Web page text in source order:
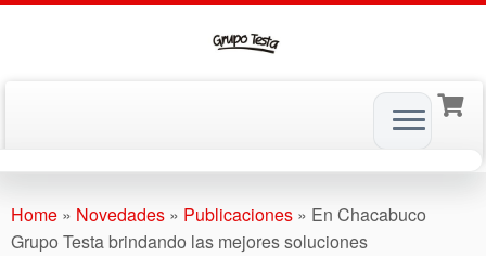
to
content
Home » Novedades » Publicaciones » En Chacabuco
Grupo Testa brindando las mejores soluciones